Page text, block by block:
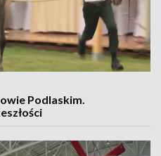
Podlaskim.